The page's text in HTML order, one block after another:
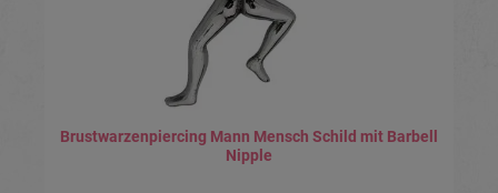
Brustwarzenpiercing Mann Mensch Schild mit Barbell
Nipple